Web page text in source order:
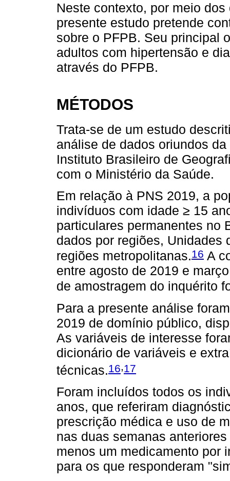
Neste contexto, por meio
presente estudo pretende
sobre o PFPB. Seu principal
adultos com hipertensão e
através do PFPB.
MÉTODOS
Trata-se de um estudo
análise de dados oriundos
Instituto Brasileiro de
com o Ministério da Saúde.
Em relação à PNS 2019, a
indivíduos com idade ≥ 15
particulares permanentes no
dados por regiões, Unidades
regiões metropolitanas.16 A
entre agosto de 2019 e
de amostragem do inquérito
Para a presente análise
2019 de domínio público,
As variáveis de interesse
dicionário de variáveis e
técnicas.16,17
Foram incluídos todos os
anos, que referiram
prescrição médica e uso de
nas duas semanas
menos um medicamento por
para os que responderam